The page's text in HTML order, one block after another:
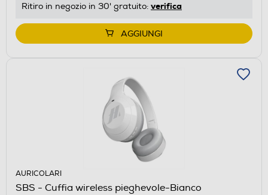
Ritiro in negozio in 30' gratuito: verifica
AGGIUNGI
AURICOLARI
SBS - Cuffia wireless pieghevole-Bianco